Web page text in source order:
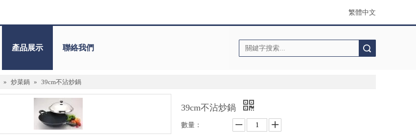
繁體中文
產品展示 聯絡我們
» 炒菜鍋 » 39cm不沾炒鍋
39cm不沾炒鍋
數量：